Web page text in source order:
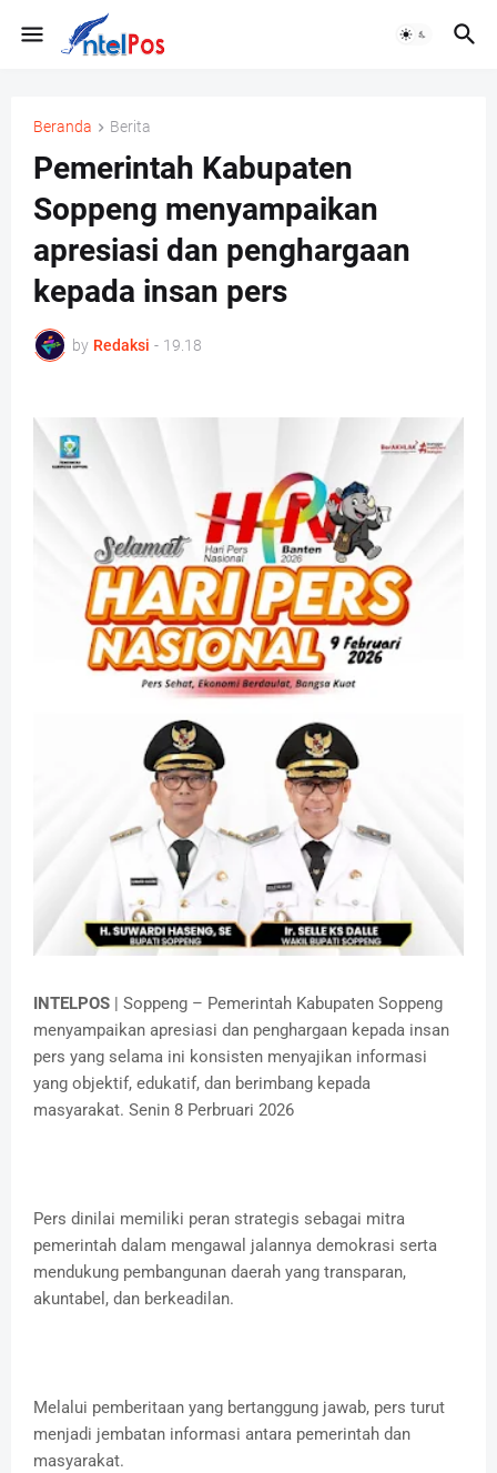
Beranda Berita
Pemerintah Kabupaten
Soppeng menyampaikan
apresiasi dan penghargaan
kepada insan pers
by Redaksi - 19.18
INTELPOS | Soppeng – Pemerintah Kabupaten Soppeng
menyampaikan apresiasi dan penghargaan kepada insan
pers yang selama ini konsisten menyajikan informasi
yang objektif, edukatif, dan berimbang kepada
masyarakat. Senin 8 Perbruari 2026
Pers dinilai memiliki peran strategis sebagai mitra
pemerintah dalam mengawal jalannya demokrasi serta
mendukung pembangunan daerah yang transparan,
akuntabel, dan berkeadilan.
Melalui pemberitaan yang bertanggung jawab, pers turut
menjadi jembatan informasi antara pemerintah dan
masyarakat.